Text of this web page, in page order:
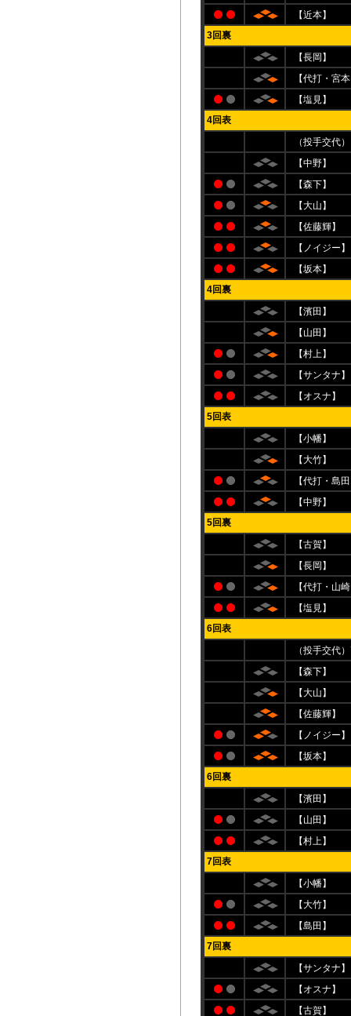
【近本】
3回裏
【長岡】
【代打・宮
【塩見】
4回表
（投手交
【中野】
【森下】
【大山】
【佐藤輝】
【ノイジー】
【坂本】
4回裏
【濱田】
【山田】
【村上】
【サンタナ】
【オスナ】
5回表
【小幡】
【大竹】
【代打・島
【中野】
5回裏
【古賀】
【長岡】
【代打・山
【塩見】
6回表
（投手交
【森下】
【大山】
【佐藤輝】
【ノイジー】
【坂本】
6回裏
【濱田】
【山田】
【村上】
7回表
【小幡】
【大竹】
【島田】
7回裏
【サンタナ】
【オスナ】
【古賀】